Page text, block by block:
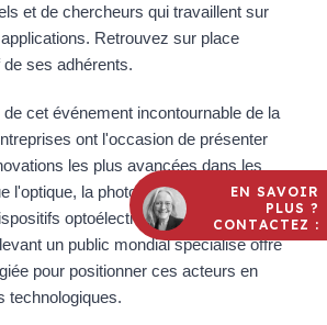
et de chercheurs qui travaillent sur
Retrouvez sur place
ses adhérents.
cet événement incontournable de la
ont l'occasion de présenter
les plus avancées dans les
l'optique, la photonique quantique, les
optoélectroniques. Cette
un public mondial spécialisé offre
pour positionner ces acteurs en
technologiques.
EN SAVOIR
PLUS ?
CONTACTEZ :